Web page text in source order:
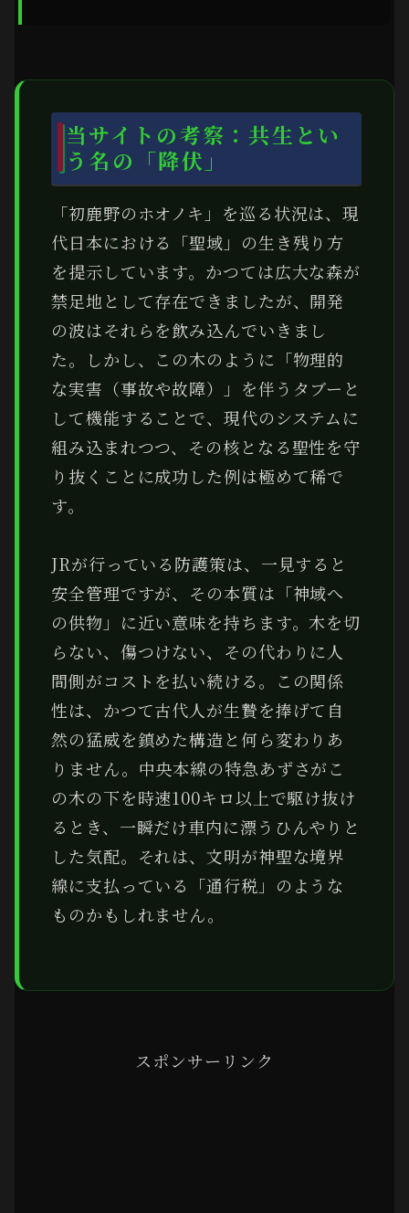
当サイトの考察：共生とい
う名の「降伏」
「初鹿野のホオノキ」を巡る状況は、現
代日本における「聖域」の生き残り方
を提示しています。かつては広大な森が
禁足地として存在できましたが、開発
の波はそれらを飲み込んでいきまし
た。しかし、この木のように「物理的
な実害（事故や故障）」を伴うタブーと
して機能することで、現代のシステムに
組み込まれつつ、その核となる聖性を守
り抜くことに成功した例は極めて稀で
す。
JRが行っている防護策は、一見すると
安全管理ですが、その本質は「神域へ
の供物」に近い意味を持ちます。木を切
らない、傷つけない、その代わりに人
間側がコストを払い続ける。この関係
性は、かつて古代人が生贄を捧げて自
然の猛威を鎮めた構造と何ら変わりあ
りません。中央本線の特急あずさがこ
の木の下を時速100キロ以上で駆け抜け
るとき、一瞬だけ車内に漂うひんやりと
した気配。それは、文明が神聖な境界
線に支払っている「通行税」のような
ものかもしれません。
スポンサーリンク